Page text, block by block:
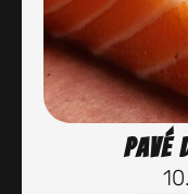
Pavé